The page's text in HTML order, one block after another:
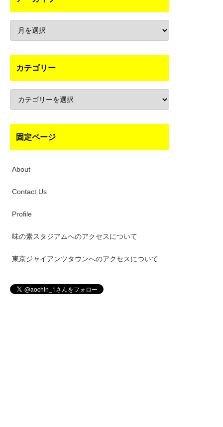
カテゴリー
固定ページ
About
Contact Us
Profile
味の素スタジアムへのアクセスについて
東京ジャイアンツタウンへのアクセスについて